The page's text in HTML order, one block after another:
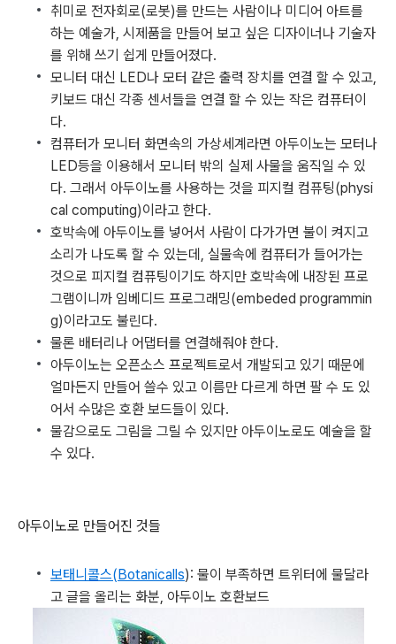
취미로 전자회로(로봇)를 만드는 사람이나 미디어 아트를
하는 예술가, 시제품을 만들어 보고 싶은 디자이너나 기술자
를 위해 쓰기 쉽게 만들어졌다.
모니터 대신 LED나 모터 같은 출력 장치를 연결 할 수 있고,
키보드 대신 각종 센서들을 연결 할 수 있는 작은 컴퓨터이
다.
컴퓨터가 모니터 화면속의 가상세계라면 아두이노는 모터나
LED등을 이용해서 모니터 밖의 실제 사물을 움직일 수 있
다. 그래서 아두이노를 사용하는 것을 피지컬 컴퓨팅(physi
cal computing)이라고 한다.
호박속에 아두이노를 넣어서 사람이 다가가면 불이 켜지고
소리가 나도록 할 수 있는데, 실물속에 컴퓨터가 들어가는
것으로 피지컬 컴퓨팅이기도 하지만 호박속에 내장된 프로
그램이니까 임베디드 프로그래밍(embeded programmin
g)이라고도 불린다.
물론 배터리나 어댑터를 연결해줘야 한다.
아두이노는 오픈소스 프로젝트로서 개발되고 있기 때문에
얼마든지 만들어 쓸수 있고 이름만 다르게 하면 팔 수 도 있
어서 수많은 호환 보드들이 있다.
물감으로도 그림을 그릴 수 있지만 아두이노로도 예술을 할
수 있다.
아두이노로 만들어진 것들
보태니콜스(Botanicalls): 물이 부족하면 트위터에 물달라
고 글을 올리는 화분, 아두이노 호환보드